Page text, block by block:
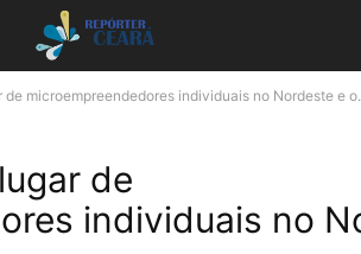
de microempreendedores individuais no Nordeste e
de
individuais no